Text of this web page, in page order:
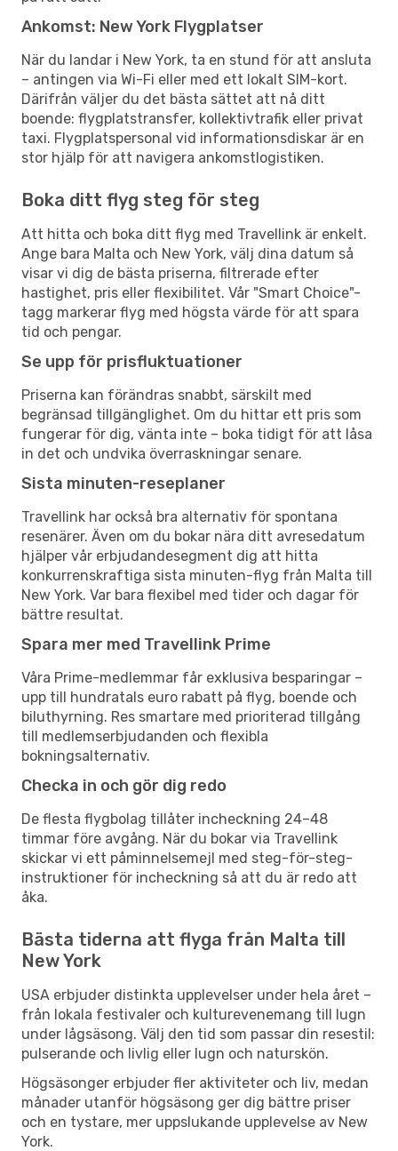
Ankomst: New York Flygplatser
När du landar i New York, ta en stund för att ansluta
– antingen via Wi-Fi eller med ett lokalt SIM-kort.
Därifrån väljer du det bästa sättet att nå ditt
boende: flygplatstransfer, kollektivtrafik eller privat
taxi. Flygplatspersonal vid informationsdiskar är en
stor hjälp för att navigera ankomstlogistiken.
Boka ditt flyg steg för steg
Att hitta och boka ditt flyg med Travellink är enkelt.
Ange bara Malta och New York, välj dina datum så
visar vi dig de bästa priserna, filtrerade efter
hastighet, pris eller flexibilitet. Vår "Smart Choice"-
tagg markerar flyg med högsta värde för att spara
tid och pengar.
Se upp för prisfluktuationer
Priserna kan förändras snabbt, särskilt med
begränsad tillgänglighet. Om du hittar ett pris som
fungerar för dig, vänta inte – boka tidigt för att låsa
in det och undvika överraskningar senare.
Sista minuten-reseplaner
Travellink har också bra alternativ för spontana
resenärer. Även om du bokar nära ditt avresedatum
hjälper vår erbjudandesegment dig att hitta
konkurrenskraftiga sista minuten-flyg från Malta till
New York. Var bara flexibel med tider och dagar för
bättre resultat.
Spara mer med Travellink Prime
Våra Prime-medlemmar får exklusiva besparingar –
upp till hundratals euro rabatt på flyg, boende och
biluthyrning. Res smartare med prioriterad tillgång
till medlemserbjudanden och flexibla
bokningsalternativ.
Checka in och gör dig redo
De flesta flygbolag tillåter incheckning 24–48
timmar före avgång. När du bokar via Travellink
skickar vi ett påminnelsemejl med steg-för-steg-
instruktioner för incheckning så att du är redo att
åka.
Bästa tiderna att flyga från Malta till
New York
USA erbjuder distinkta upplevelser under hela året –
från lokala festivaler och kulturevenemang till lugn
under lågsäsong. Välj den tid som passar din resestil:
pulserande och livlig eller lugn och naturskön.
Högsäsonger erbjuder fler aktiviteter och liv, medan
månader utanför högsäsong ger dig bättre priser
och en tystare, mer uppslukande upplevelse av New
York.